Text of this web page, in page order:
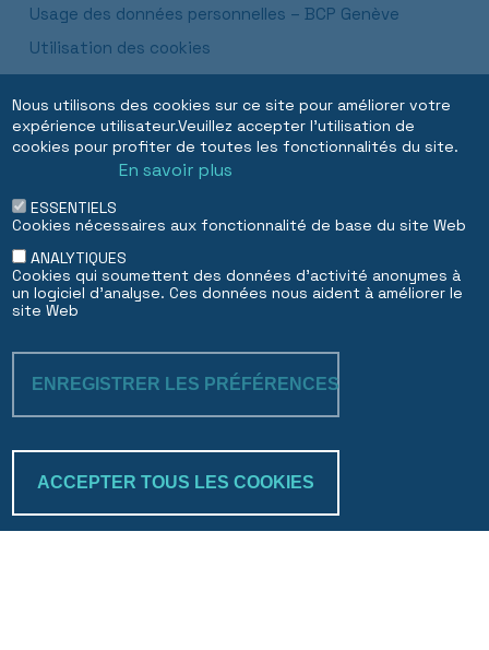
Usage des données personnelles – BCP Genève
Utilisation des cookies
Informations réglementaires
Informations succursale luxembourgeoise
Dubai DIFC succursale
EN FR
Nous utilisons des cookies sur ce site pour améliorer votre
expérience utilisateur.Veuillez accepter l'utilisation de
cookies pour profiter de toutes les fonctionnalités du site.
En savoir plus
ESSENTIELS
Cookies nécessaires aux fonctionnalité de base du site Web
ANALYTIQUES
Cookies qui soumettent des données d'activité anonymes à
un logiciel d'analyse. Ces données nous aident à améliorer le
site Web
ENREGISTRER LES PRÉFÉRENCES
ACCEPTER TOUS LES COOKIES